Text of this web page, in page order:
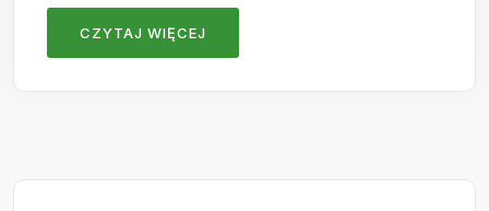
CZYTAJ WIĘCEJ